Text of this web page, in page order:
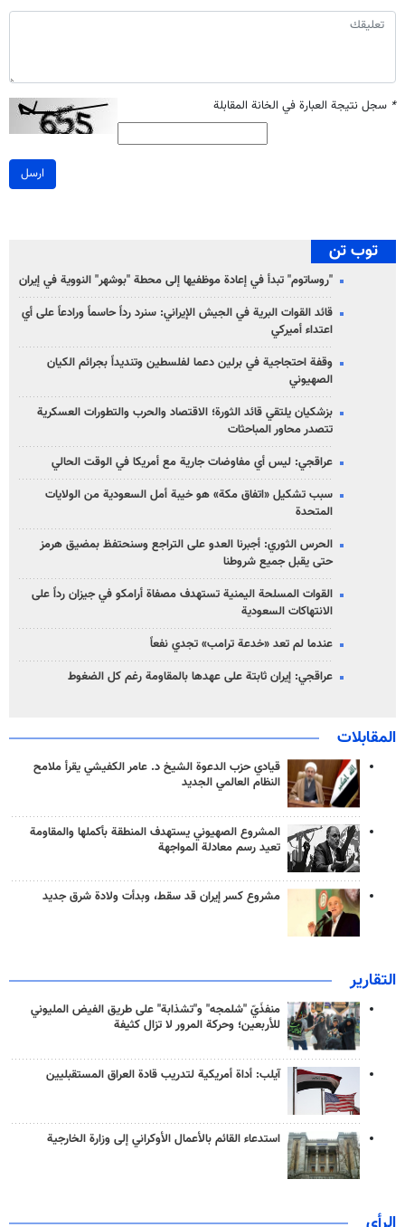
* سجل نتيجة العبارة في الخانة المقابلة
ارسل
توب تن
"روساتوم" تبدأ في إعادة موظفيها إلى محطة "بوشهر" النووية في إيران
قائد القوات البرية في الجيش الإيراني: سنرد رداً حاسماً ورادعاً على أي
اعتداء أميركي
وقفة احتجاجية في برلين دعما لفلسطين وتنديداً بجرائم الكيان
الصهیوني
بزشكيان يلتقي قائد الثورة؛ الاقتصاد والحرب والتطورات العسكرية
تتصدر محاور المباحثات
عراقجي: ليس أي مفاوضات جارية مع أمريكا في الوقت الحالي
سبب تشكيل «اتفاق مكة» هو خيبة أمل السعودية من الولايات
المتحدة
الحرس الثوري: أجبرنا العدو على التراجع وسنحتفظ بمضيق هرمز
حتى يقبل جميع شروطنا
القوات المسلحة اليمنية تستهدف مصفاة أرامكو في جيزان رداً على
الانتهاكات السعودية
عندما لم تعد «خدعة ترامب» تجدي نفعاً
عراقجي: إيران ثابتة على عهدها بالمقاومة رغم كل الضغوط
المقابلات
قيادي حزب الدعوة الشيخ د. عامر الكفيشي يقرأ ملامح
النظام العالمي الجديد
المشروع الصهيوني يستهدف المنطقة بأكملها والمقاومة
تعيد رسم معادلة المواجهة
مشروع كسر إيران قد سقط، وبدأت ولادة شرق جديد
التقارير
منفذَيّ "شلمجه" و"تشذابة" على طريق الفيض المليوني
للأربعين؛ وحركة المرور لا تزال كثيفة
آيلب: أداة أمريكية لتدريب قادة العراق المستقبليين
استدعاء القائم بالأعمال الأوكراني إلى وزارة الخارجية